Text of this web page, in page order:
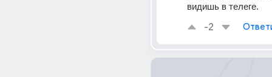
видишь в телеге.
-2